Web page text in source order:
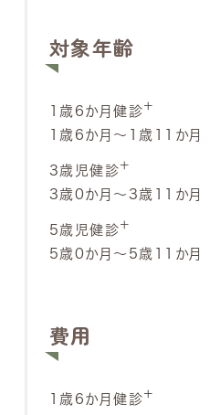
対象年齢
1歳6か月健診＋
1歳6か月～1歳11か月
3歳児健診＋
3歳0か月～3歳11か月
5歳児健診＋
5歳0か月～5歳11か月
費用
1歳6か月健診＋